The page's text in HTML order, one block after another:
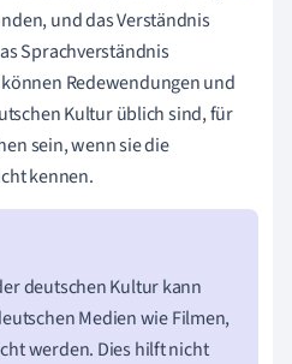
und das Verständnis
Sprachverständnis
Redewendungen und
Kultur üblich sind, für
sein, wenn sie die
kennen.
deutschen Kultur kann
Medien wie Filmen,
werden. Dies hilft nicht